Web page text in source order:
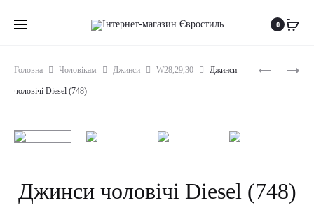
0
ДЖИНСИ
ДЖИНСИ
Головна Чоловікам Джинси W28,29,30 Джинси
чоловічі Diesel (748)
Джинси чоловічі Diesel (748)